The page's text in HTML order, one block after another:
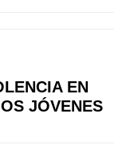
EN
JÓVENES